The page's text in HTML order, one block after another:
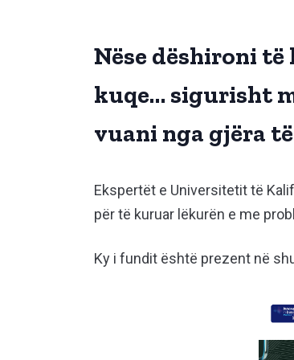
Nëse dëshironi
kuqe… sigurisht
vuani nga gjëra
Ekspertët e Universitetit të
për të kuruar lëkurën e me
Ky i fundit është prezent në